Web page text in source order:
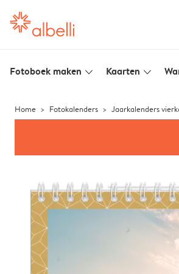
Fotoboek maken slim_arrow_down Kaarten slim_arrow_down
Home Fotokalenders Jaarkalenders